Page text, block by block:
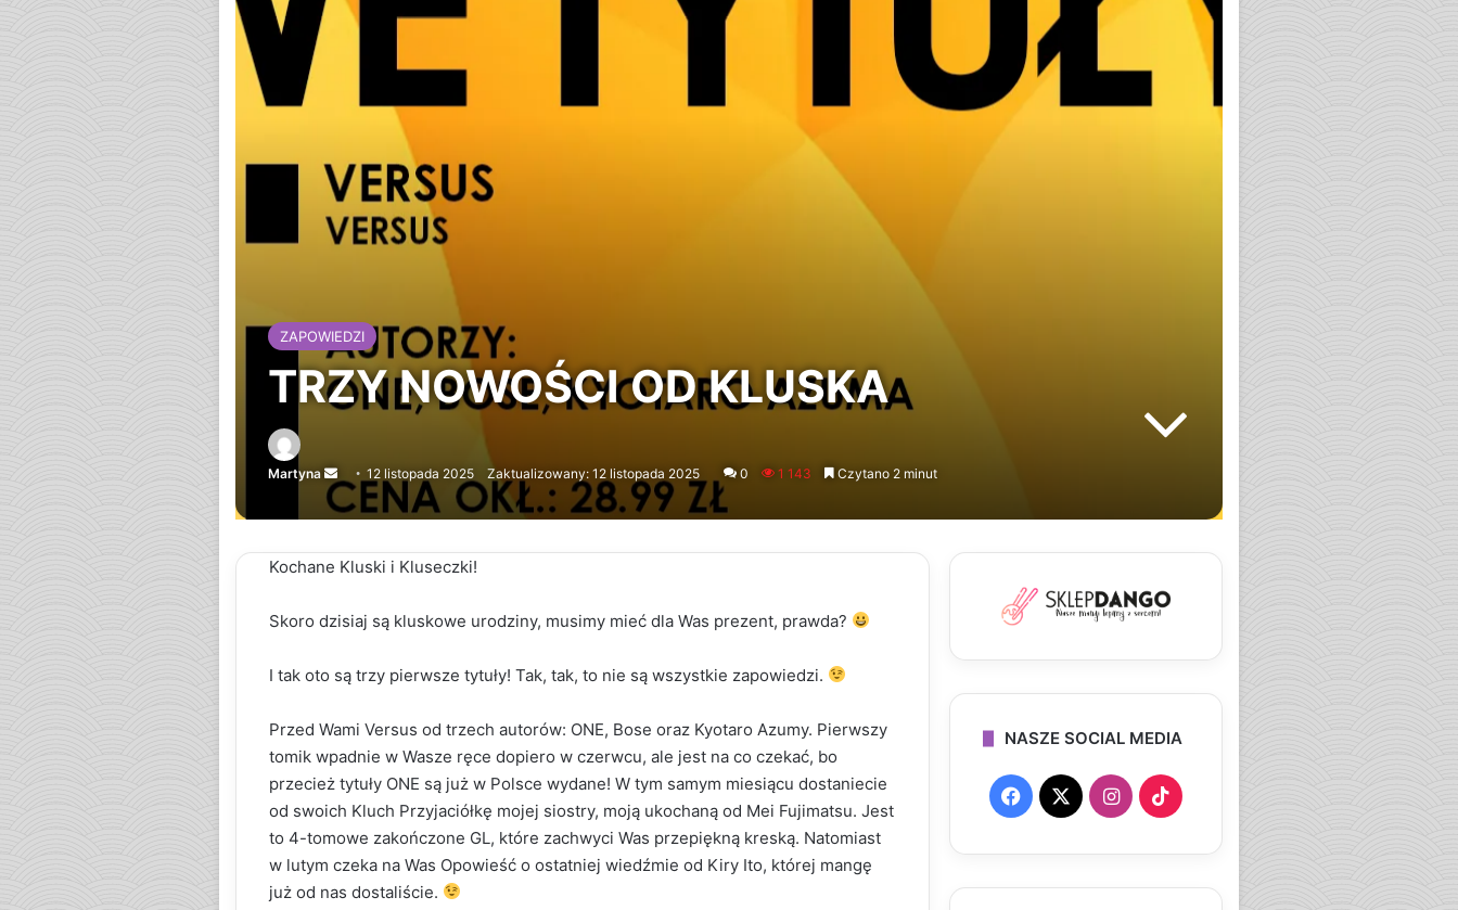
ZAPOWIEDZI
TRZY NOWOŚCI OD KLUSKA
Martyna
Send12 listopada 2025 Zaktualizowany: 12 listopada 2025 0 1 143 Czytano 2 minut
Kochane Kluski i Kluseczki!
Skoro dzisiaj są kluskowe urodziny, musimy mieć dla Was prezent, prawda?
I tak oto są trzy pierwsze tytuły! Tak, tak, to nie są wszystkie zapowiedzi.
Przed Wami Versus od trzech autorów: ONE, Bose oraz Kyotaro Azumy. Pierwszy
tomik wpadnie w Wasze ręce dopiero w czerwcu, ale jest na co czekać, bo
przecież tytuły ONE są już w Polsce wydane! W tym samym miesiącu dostaniecie
od swoich Kluch Przyjaciółkę mojej siostry, moją ukochaną od Mei Fujimatsu. Jest
to 4-tomowe zakończone GL, które zachwyci Was przepiękną kreską. Natomiast
w lutym czeka na Was Opowieść o ostatniej wiedźmie od Kiry Ito, której mangę
już od nas dostaliście.
NASZE SOCIAL MEDIA
F
c
X
I
s
T
k